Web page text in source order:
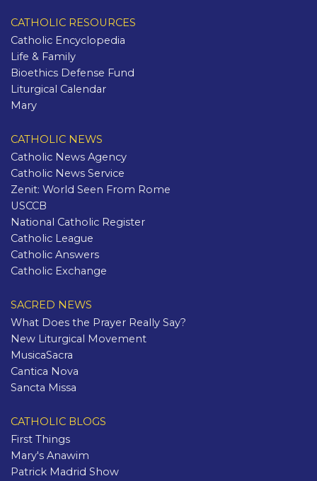
CATHOLIC RESOURCES
Catholic Encyclopedia
Life & Family
Bioethics Defense Fund
Liturgical Calendar
Mary
CATHOLIC NEWS
Catholic News Agency
Catholic News Service
Zenit: World Seen From Rome
USCCB
National Catholic Register
Catholic League
Catholic Answers
Catholic Exchange
SACRED NEWS
What Does the Prayer Really Say?
New Liturgical Movement
MusicaSacra
Cantica Nova
Sancta Missa
CATHOLIC BLOGS
First Things
Mary's Anawim
Patrick Madrid Show